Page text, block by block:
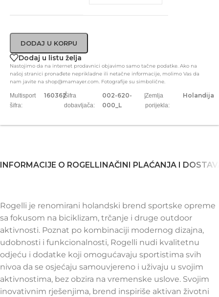
DODAJ U KORPU
Dodaj u listu želja
Nastojimo da na internet prodavnici objavimo samo tačne podatke. Ako na
našoj stranici pronađete neprikladne ili netačne informacije, molimo Vas da
nam javite na shop@mamayer.com. Fotografije su simbolične.
Multisport
šifra:
160362
|Šifra
dobavljača:
002-620-
000_L
|Zemlja
porijekla:
Holandija
INFORMACIJE O ROGELLINAČINI PLAĆANJA I
Rogelli je renomirani holandski brend sportske opreme
sa fokusom na biciklizam, trčanje i druge outdoor
aktivnosti. Poznat po kombinaciji modernog dizajna,
udobnosti i funkcionalnosti, Rogelli nudi kvalitetnu
odjeću i dodatke koji omogućavaju sportistima svih
nivoa da se osjećaju samouvjereno i uživaju u svojim
aktivnostima, bez obzira na vremenske uslove. Svojim
inovativnim rješenjima, brend inspiriše aktivan životni